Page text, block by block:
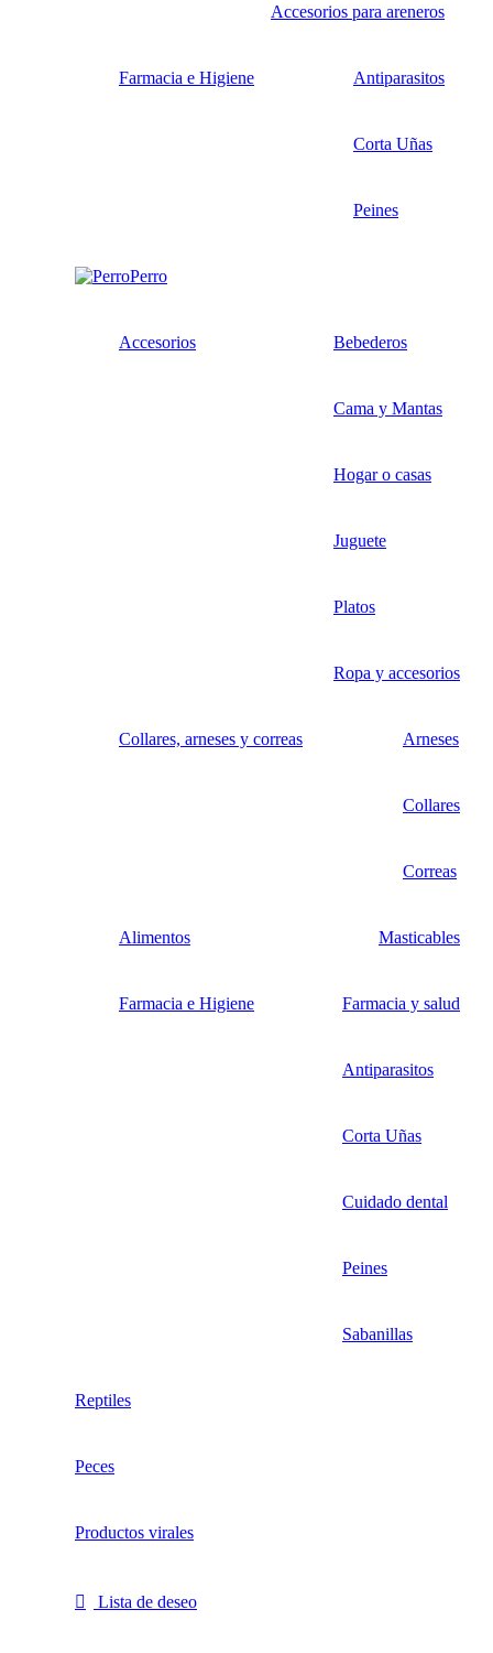
Accesorios para areneros
Farmacia e Higiene Antiparasitos
Corta Uñas
Peines
Perro
Accesorios Bebederos
Cama y Mantas
Hogar o casas
Juguete
Platos
Ropa y accesorios
Collares, arneses y correas Arneses
Collares
Correas
Alimentos Masticables
Farmacia e Higiene Farmacia y salud
Antiparasitos
Corta Uñas
Cuidado dental
Peines
Sabanillas
Reptiles
Peces
Productos virales
Lista de deseo